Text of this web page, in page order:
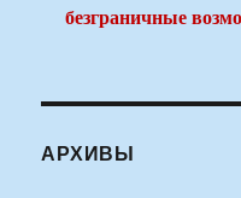
безграничные
АРХИВЫ